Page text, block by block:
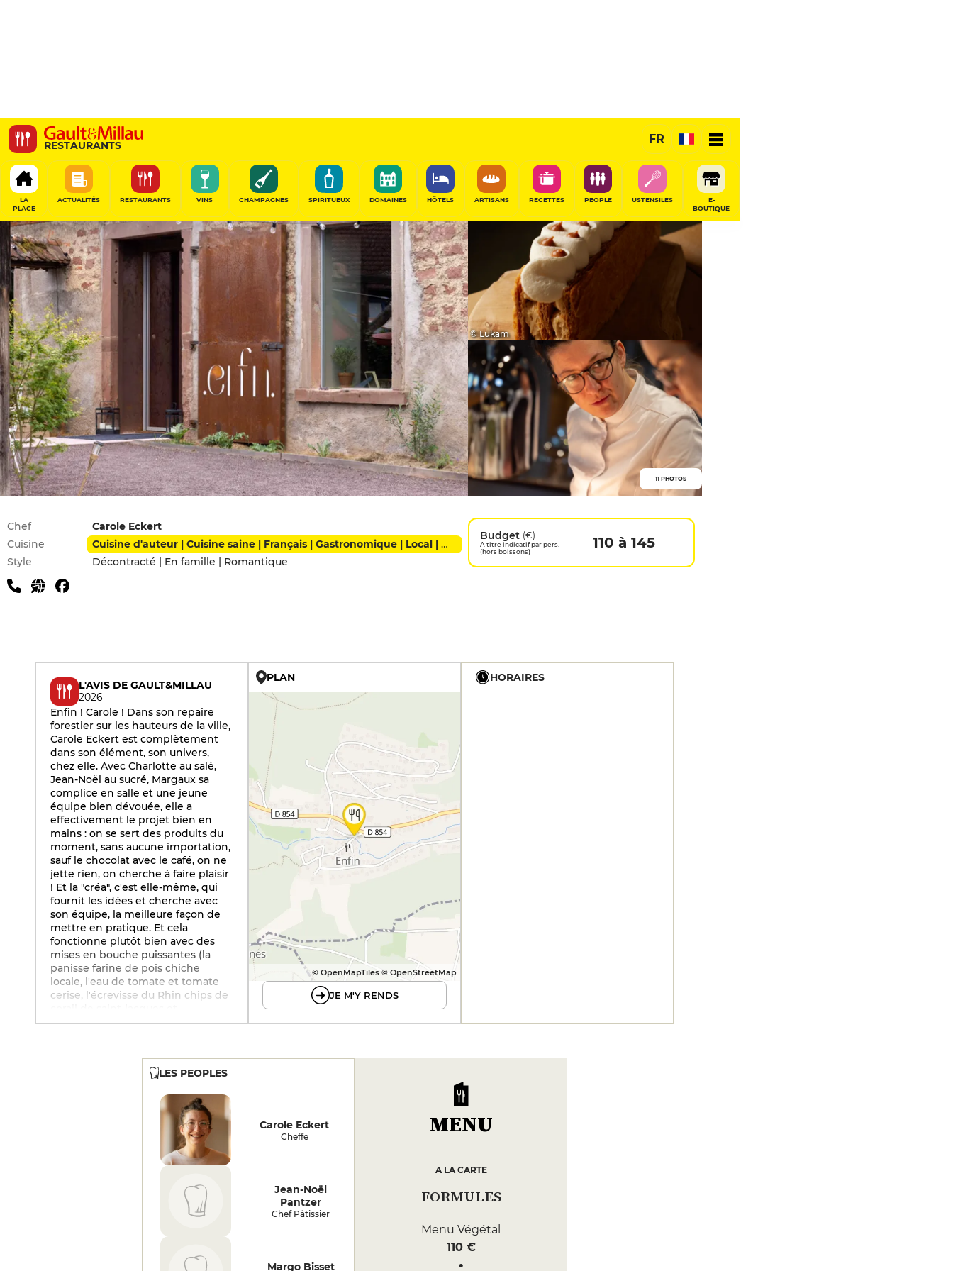
RESTAURANTS
FR
LA
PLACE
ACTUALITÉS RESTAURANTS VINS CHAMPAGNES SPIRITUEUX DOMAINES HÔTELS ARTISANS RECETTES PEOPLE USTENSILES
E-
BOUTIQUE
Enfin
2 Chemin Du Château d’Andlau, 67140 Barr, France
© Lukam
11 PHOTOS
Infos pratiques
Chef
Carole Eckert
Cuisine
Cuisine d'auteur | Cuisine saine | Français | Gastronomique | Local | Moderne
Style
Décontracté | En famille | Romantique
Budget (€)
A titre indicatif par pers.
(hors boissons)
110 à 145
L'AVIS DE GAULT&MILLAU
2026
Enfin ! Carole ! Dans son repaire
forestier sur les hauteurs de la ville,
Carole Eckert est complètement
dans son élément, son univers,
chez elle. Avec Charlotte au salé,
Jean-Noël au sucré, Margaux sa
complice en salle et une jeune
équipe bien dévouée, elle a
effectivement le projet bien en
mains : on se sert des produits du
moment, sans aucune importation,
sauf le chocolat avec le café, on ne
jette rien, on cherche à faire plaisir
! Et la "créa", c'est elle-même, qui
fournit les idées et cherche avec
son équipe, la meilleure façon de
mettre en pratique. Et cela
fonctionne plutôt bien avec des
mises en bouche puissantes (la
panisse farine de pois chiche
locale, l'eau de tomate et tomate
cerise, l'écrevisse du Rhin chips de
tangelolo), annonçant une
naturel, en escabèche, en pickles,
en granité, huile de vert d'oignon,
glacée, de belle saveur et texture
avec le croquant des légumes, une
très créative adaptation de la
bouillabaisse en Alsace, bouchée
de perche, quenelle de brochet
rouille au siphon minestrone de
légumes et soupe d'écrevisses
courgette poutargue de sandre…
La truite de Sparsbach, cuite 3'30s à
sauge en feuille et émulsion,
mais peut être échangée avec le
PLAN
© OpenMapTiles © OpenStreetMap
JE M'Y RENDS
HORAIRES
LES PEOPLES
Carole Eckert
Cheffe
Jean-Noël
Pantzer
Chef Pâtissier
Margo Bisset
MENU
A LA CARTE
FORMULES
Menu Végétal
110 €